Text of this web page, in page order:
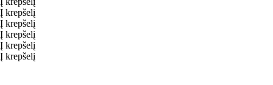
Į krepšelį
Į krepšelį
Į krepšelį
Į krepšelį
Į krepšelį